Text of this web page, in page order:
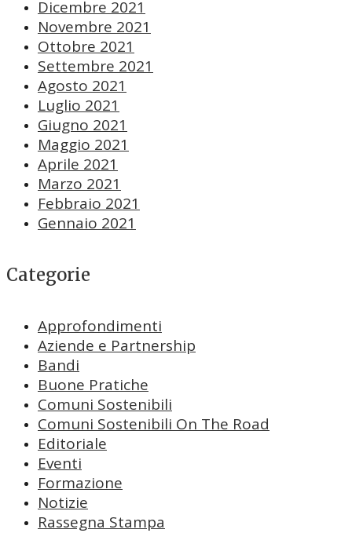
Dicembre 2021
Novembre 2021
Ottobre 2021
Settembre 2021
Agosto 2021
Luglio 2021
Giugno 2021
Maggio 2021
Aprile 2021
Marzo 2021
Febbraio 2021
Gennaio 2021
Categorie
Approfondimenti
Aziende e Partnership
Bandi
Buone Pratiche
Comuni Sostenibili
Comuni Sostenibili On The Road
Editoriale
Eventi
Formazione
Notizie
Rassegna Stampa